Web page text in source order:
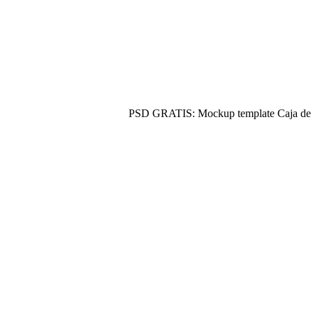
PSD GRATIS: Mockup template Caja